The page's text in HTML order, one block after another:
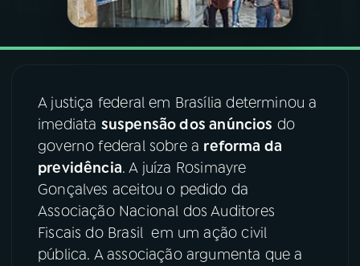
VIDEOCASTS
08 FESTIVAL DE MÚSICA
ACOMPANHE A RÁDIO NACIONAL
YouTube
Instagram X
A justiça federal em Brasília determinou a
imediata suspensão dos anúncios do
governo federal sobre a reforma da
previdência. A juíza Rosimayre
Gonçalves aceitou o pedido da
Associação Nacional dos Auditores
Fiscais do Brasil em um ação civil
pública. A associação argumenta que a